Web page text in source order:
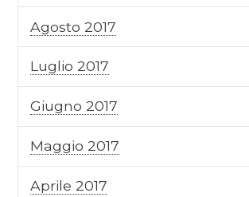
Agosto 2017
Luglio 2017
Giugno 2017
Maggio 2017
Aprile 2017